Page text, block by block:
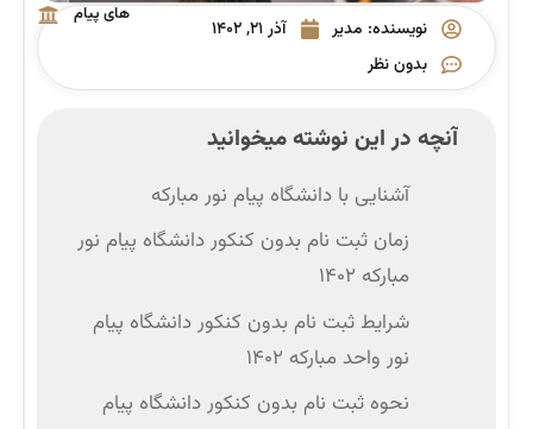
نویسنده: مدیر
آذر ۲۱, ۱۴۰۲
بدون نظر
های پیام
آنچه در این نوشته میخوانید
آشنایی با دانشگاه پیام نور مبارکه
زمان ثبت نام بدون کنکور دانشگاه پیام نور
مبارکه ۱۴۰۲
شرایط ثبت نام بدون کنکور دانشگاه پیام
نور واحد مبارکه ۱۴۰۲
نحوه ثبت نام بدون کنکور دانشگاه پیام